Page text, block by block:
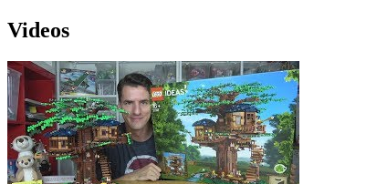
Videos